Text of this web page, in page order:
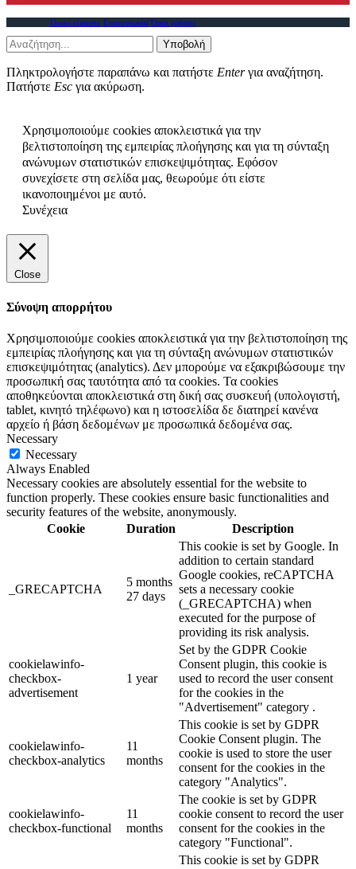
Ποιοι είμαστε Επικοινωνία Όροι χρήσης
Υποβολή
Πληκτρολογήστε παραπάνω και πατήστε Enterγια αναζήτηση.
Πατήστε Esc για ακύρωση.
Χρησιμοποιούμε cookies αποκλειστικά για την
βελτιστοποίηση της εμπειρίας πλοήγησης και για τη σύνταξη
ανώνυμων στατιστικών επισκεψιμότητας. Εφόσον
συνεχίσετε στη σελίδα μας, θεωρούμε ότι είστε
ικανοποιημένοι με αυτό.
Συνέχεια
Close
Σύνοψη απορρήτου
Χρησιμοποιούμε cookies αποκλειστικά για την βελτιστοποίηση της
εμπειρίας πλοήγησης και για τη σύνταξη ανώνυμων στατιστικών
επισκεψιμότητας (analytics). Δεν μπορούμε να εξακριβώσουμε την
προσωπική σας ταυτότητα από τα cookies. Τα cookies
αποθηκεύονται αποκλειστικά στη δική σας συσκευή (υπολογιστή,
tablet, κινητό τηλέφωνο) και η ιστοσελίδα δε διατηρεί κανένα
αρχείο ή βάση δεδομένων με προσωπικά δεδομένα σας.
Necessary
Necessary
Always Enabled
Necessary cookies are absolutely essential for the website to
function properly. These cookies ensure basic functionalities and
security features of the website, anonymously.
Cookie
Duration Description
_GRECAPTCHA
5 months
27 days
This cookie is set by Google. In
addition to certain standard
Google cookies, reCAPTCHA
sets a necessary cookie
(_GRECAPTCHA) when
executed for the purpose of
providing its risk analysis.
cookielawinfo-
checkbox-
advertisement
1 year
Set by the GDPR Cookie
Consent plugin, this cookie is
used to record the user consent
for the cookies in the
"Advertisement" category .
cookielawinfo-
checkbox-analytics
11
months
This cookie is set by GDPR
Cookie Consent plugin. The
cookie is used to store the user
consent for the cookies in the
category "Analytics".
cookielawinfo-
checkbox-functional
11
months
The cookie is set by GDPR
cookie consent to record the user
consent for the cookies in the
category "Functional".
This cookie is set by GDPR